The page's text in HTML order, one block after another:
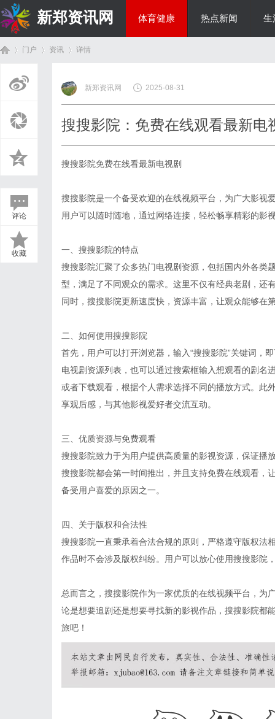
新郑资讯网 体育健康 热点新闻 生
门户 资讯
›
详情
评论
收藏
新郑资讯网 2025-08-31
搜搜影院：免费在线观看最新电
搜搜影院免费在线看最新电视剧
搜搜影院是一个备受欢迎的在线视频平台，为广大影视
用户可以随时随地，通过网络连接，轻松畅享精彩的影
一、搜搜影院的特点
搜搜影院汇聚了众多热门电视剧资源，包括国内外各类
型，满足了不同观众的需求。这里不仅有经典老剧，还
同时，搜搜影院更新速度快，资源丰富，让观众能够在
二、如何使用搜搜影院
首先，用户可以打开浏览器，输入“搜搜影院”关键词，
电视剧资源列表，也可以通过搜索框输入想观看的剧名
或者下载观看，根据个人需求选择不同的播放方式。此
享观后感，与其他影视爱好者交流互动。
三、优质资源与免费观看
搜搜影院致力于为用户提供高质量的影视资源，保证播
搜搜影院都会第一时间推出，并且支持免费在线观看，
备受用户喜爱的原因之一。
四、关于版权和合法性
搜搜影院一直秉承着合法合规的原则，严格遵守版权法
作品时不会涉及版权纠纷。用户可以放心使用搜搜影院
总而言之，搜搜影院作为一家优质的在线视频平台，为
论是想要追剧还是想要寻找新的影视作品，搜搜影院都
旅吧！